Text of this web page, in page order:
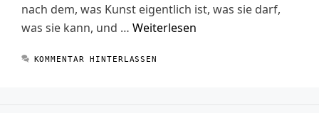
nach dem, was Kunst eigentlich ist, was sie darf,
was sie kann, und … Weiterlesen
KOMMENTAR HINTERLASSEN